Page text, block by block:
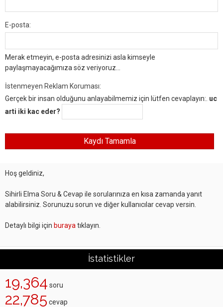
E-posta:
Merak etmeyin, e-posta adresinizi asla kimseyle
paylaşmayacağımıza söz veriyoruz...
İstenmeyen Reklam Koruması:
Gerçek bir insan olduğunu anlayabilmemiz için lütfen cevaplayın:. uc
arti iki kac eder?
Hoş geldiniz,
Sihirli Elma Soru & Cevap ile sorularınıza en kısa zamanda yanıt
alabilirsiniz. Sorunuzu sorun ve diğer kullanıcılar cevap versin.
Detaylı bilgi için buraya tıklayın.
İstatistikler
19,364 soru
22,785 cevap